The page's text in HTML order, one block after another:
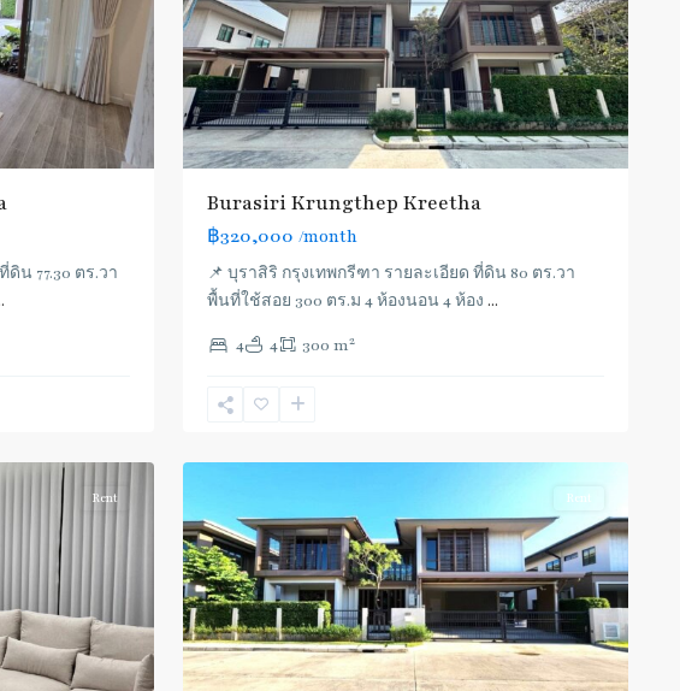
น 77.30 ตร.วา
Burasiri Krungthep Kreetha
฿320,000 /month
📌 บุราสิริ กรุงเทพกรีฑา รายละเอียด ที่ดิน 80 ตร.วา
พื้นที่ใช้สอย 300 ตร.ม 4 ห้องนอน 4 ห้อง ...
4 4 300 m2
Rent Rent